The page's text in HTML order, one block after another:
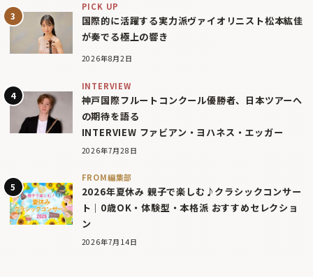
PICK UP
国際的に活躍する実力派ヴァイオリニスト松本紘佳
が奏でる極上の響き
2026年8月2日
INTERVIEW
神戸国際フルートコンクール優勝者、日本ツアーへ
の期待を語る
INTERVIEW ファビアン・ヨハネス・エッガー
2026年7月28日
FROM編集部
2026年夏休み 親子で楽しむ♪クラシックコンサー
ト｜0歳OK・体験型・本格派 おすすめセレクショ
ン
2026年7月14日